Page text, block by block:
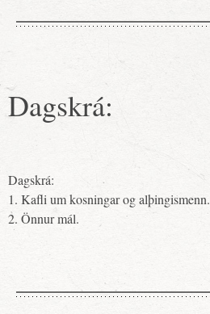
Dagskrá:
Dagskrá:
1. Kafli um kosningar og alþingismenn.
2. Önnur mál.